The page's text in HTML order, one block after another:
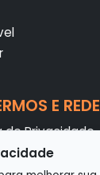
E
de Privacidade